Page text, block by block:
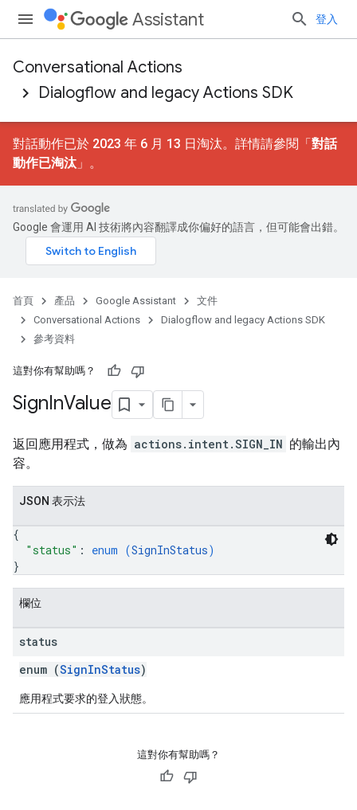
Assistant 登入
Conversational Actions
Dialogflow and legacy Actions SDK
對話動作已於 2023 年 6 月 13 日淘汰。詳情請參閱「對話
動作已淘汰 」。
Google 會運用 AI 技術將內容翻譯成你偏好的語言，但可能會出錯。
首頁 產品 Google Assistant
文件
Conversational Actions
Dialogflow and legacy Actions SDK
參考資料
這對你有幫助嗎？
SignInValue
返回應用程式，做為 actions.intent.SIGN_IN 的輸出內
容。
JSON 表示法
{
"status" : enum (SignInStatus)
}
欄位
status
enum (SignInStatus)
應用程式要求的登入狀態。
這對你有幫助嗎？